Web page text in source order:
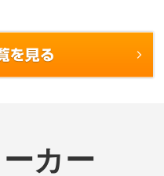
めてと･･･
カー